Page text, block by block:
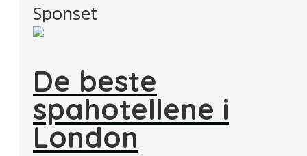
Sponset
De beste
spahotellene i
London